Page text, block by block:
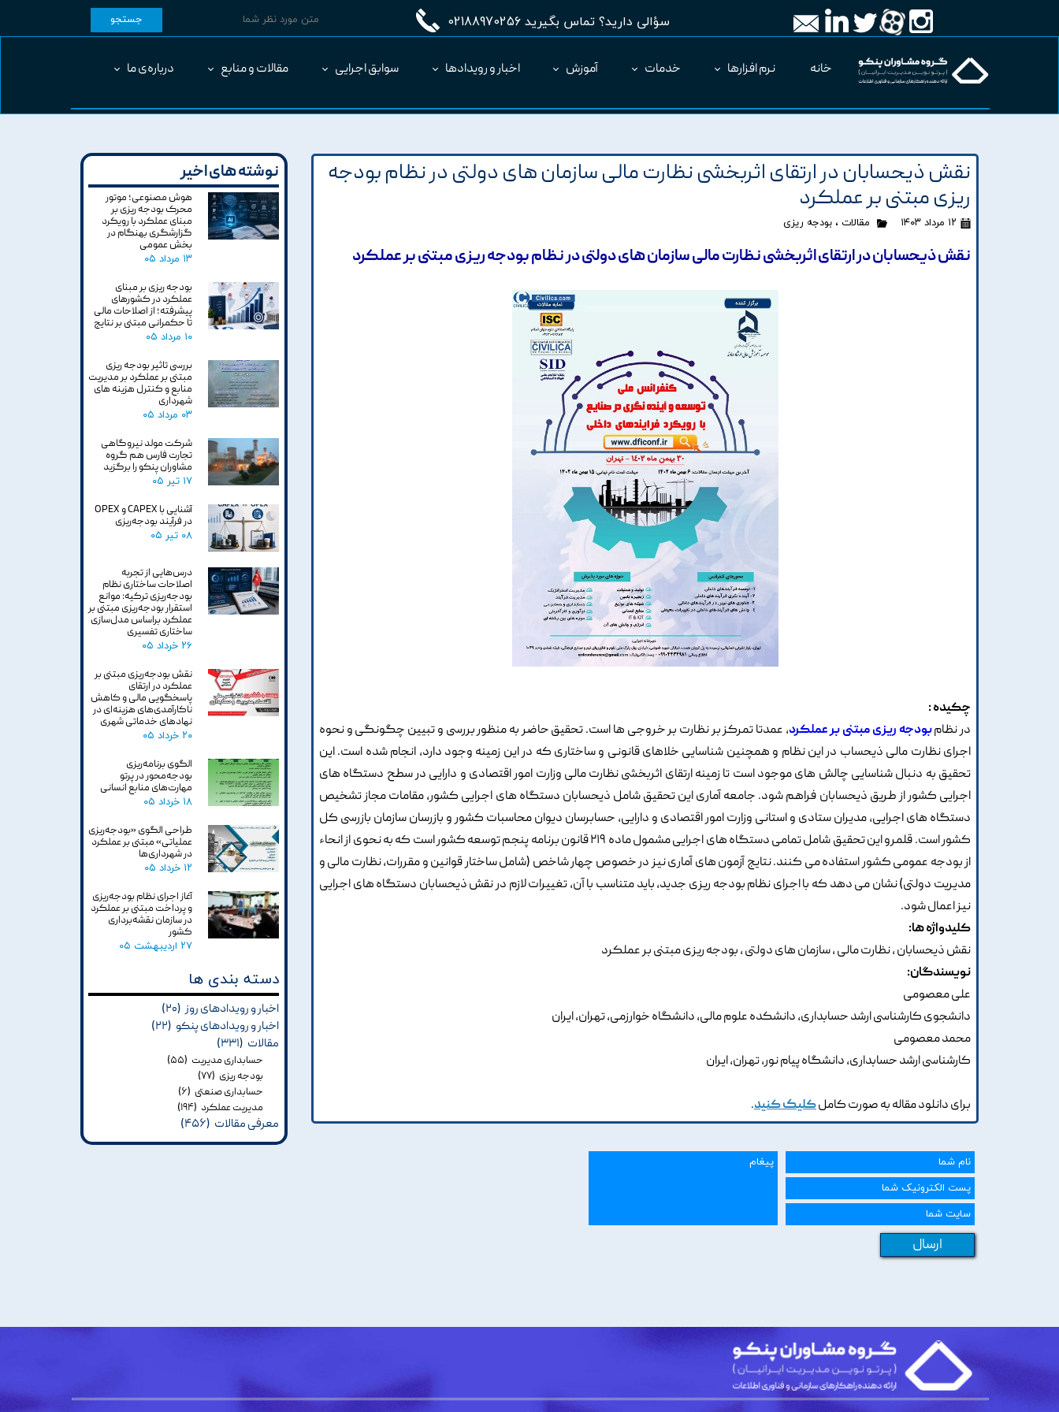
سؤالی دارید؟ تماس بگیرید 02188970256 جستجو
خانه نرم افزارها خدمات آموزش اخبار و رویدادها سوابق اجرایی مقالات و منابع درباره‌ی ما
نقش ذیحسابان در ارتقای اثربخشی نظارت مالی سازمان های دولتی در نظام بودجه
ریزی مبتنی بر عملکرد
۱۲ مرداد ۱۴۰۳ مقالات ، بودجه ریزی
نقش ذیحسابان در ارتقای اثربخشی نظارت مالی سازمان های دولتی در نظام بودجه ریزی مبتنی بر عملکرد
چکیده :
در نظامبودجه ریزی مبتنی بر عملکرد، عمدتا تمرکز بر نظارت بر خروجی ها است. تحقیق حاضر به منظور بررسی و تبیین چگونگی و نحوه
اجرای نظارت مالی ذیحساب در این نظام و همچنین شناسایی خلاهای قانونی و ساختاری که در این زمینه وجود دارد، انجام شده است. این
تحقیق به دنبال شناسایی چالش های موجود است تا زمینه ارتقای اثربخشی نظارت مالی وزارت امور اقتصادی و دارایی در سطح دستگاه های
اجرایی کشور از طریق ذیحسابان فراهم شود. جامعه آماری این تحقیق شامل ذیحسابان دستگاه های اجرایی کشور، مقامات مجاز تشخیص
دستگاه های اجرایی، مدیران ستادی و استانی وزارت امور اقتصادی و دارایی، حسابرسان دیوان محاسبات کشور و بازرسان سازمان بازرسی کل
کشور است. قلمرو این تحقیق شامل تمامی دستگاه های اجرایی مشمول ماده ۲۱۹ قانون برنامه پنجم توسعه کشور است که به نحوی از انحاء
از بودجه عمومی کشور استفاده می کنند. نتایج آزمون های آماری نیز در خصوص چهار شاخص (شامل ساختار قوانین و مقررات، نظارت مالی و
مدیریت دولتی) نشان می دهد که با اجرای نظام بودجه ریزی جدید، باید متناسب با آن، تغییرات لازم در نقش ذیحسابان دستگاه های اجرایی
نیز اعمال شود.
کلیدواژه ها:
نقش ذیحسابان ، نظارت مالی ، سازمان های دولتی ، بودجه ریزی مبتنی بر عملکرد
نویسندگان:
علی معصومی
دانشجوی کارشناسی ارشد حسابداری، دانشکده علوم مالی، دانشگاه خوارزمی، تهران، ایران
محمد معصومی
کارشناسی ارشد حسابداری، دانشگاه پیام نور، تهران، ایران
برای دانلود مقاله به صورت کاملکلیک کنید.
ارسال
نوشته های اخیر
هوش مصنوعی؛ موتور
محرک بودجه ریزی بر
مبنای عملکرد با رویکرد
گزارشگری بهنگام در
بخش عمومی
۱۳ مرداد ۰۵
بودجه ریزی بر مبنای
عملکرد در کشورهای
پیشرفته؛ از اصلاحات مالی
تا حکمرانی مبتنی بر نتایج
۱۰ مرداد ۰۵
بررسی تاثیر بودجه ریزی
مبتنی بر عملکرد بر مدیریت
منابع و کنترل هزینه های
شهرداری
۰۳ مرداد ۰۵
شرکت مولد نیروگاهی
تجارت فارس هم گروه
مشاوران پنکو را برگزید
۱۷ تیر ۰۵
آشنایی با CAPEX و OPEX
در فرآیند بودجه‌ریزی
۰۸ تیر ۰۵
درس‌هایی از تجربه
اصلاحات ساختاری نظام
بودجه‌ریزی ترکیه: موانع
استقرار بودجه‌ریزی مبتنی بر
عملکرد براساس مدل‌سازی
ساختاری تفسیری
۲۶ خرداد ۰۵
نقش بودجه‌ریزی مبتنی بر
عملکرد در ارتقای
پاسخگویی مالی و کاهش
ناکارآمدی‌های هزینه‌ای در
نهادهای خدماتی شهری
۲۰ خرداد ۰۵
الگوی برنامه‌ریزی
بودجه‌محور در پرتو
مهارت‌های منابع انسانی
۱۸ خرداد ۰۵
طراحی الگوی «بودجه‌ریزی
عملیاتی» مبتنی بر عملکرد
در شهرداری‌ها
۱۲ خرداد ۰۵
آغاز اجرای نظام بودجه‌ریزی
و پرداخت مبتنی بر عملکرد
در سازمان نقشه‌برداری
کشور
۲۷ اردیبهشت ۰۵
دسته بندی ها
اخبار و رویدادهای روز (۲۰)
اخبار و رویدادهای پنکو (۲۲)
مقالات (۳۳۱)
حسابداری مدیریت (۵۵)
بودجه ریزی (۷۷)
حسابداری صنعتی (۶)
مدیریت عملکرد (۱۹۴)
معرفی مقالات (۴۵۶)